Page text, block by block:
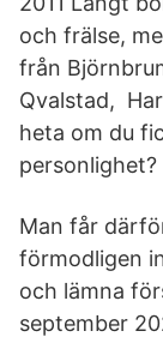
och frälse,
från
Qvalstad,
heta om du
personlighet?
Man får
förmodligen
och lämna
september